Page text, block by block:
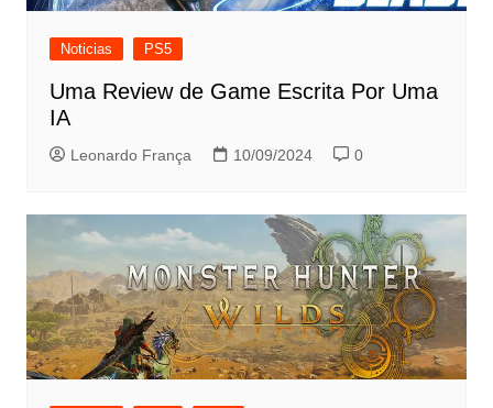
Noticias PS5
Uma Review de Game Escrita Por Uma
IA
Leonardo França 10/09/2024 0